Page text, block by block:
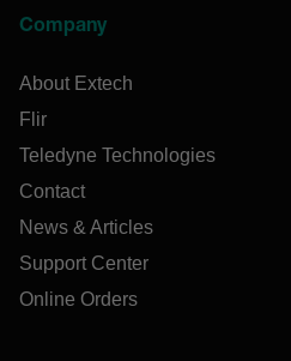
Company
About Extech
Flir
Teledyne Technologies
Contact
News & Articles
Support Center
Online Orders